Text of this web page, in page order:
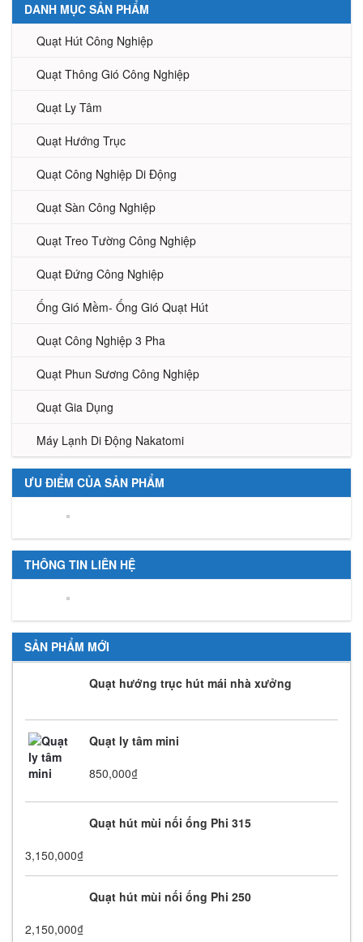
DANH MỤC SẢN PHẨM
Quạt Hút Công Nghiệp
Quạt Thông Gió Công Nghiệp
Quạt Ly Tâm
Quạt Hướng Trục
Quạt Công Nghiệp Di Động
Quạt Sàn Công Nghiệp
Quạt Treo Tường Công Nghiệp
Quạt Đứng Công Nghiệp
Ống Gió Mềm- Ống Gió Quạt Hút
Quạt Công Nghiệp 3 Pha
Quạt Phun Sương Công Nghiệp
Quạt Gia Dụng
Máy Lạnh Di Động Nakatomi
ƯU ĐIỂM CỦA SẢN PHẨM
THÔNG TIN LIÊN HỆ
SẢN PHẨM MỚI
Quạt hướng trục hút mái nhà xưởng
Quạt ly tâm mini
850,000₫
Quạt hút mùi nối ống Phi 315
3,150,000₫
Quạt hút mùi nối ống Phi 250
2,150,000₫